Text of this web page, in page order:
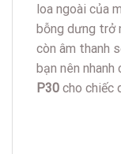
loa ngoài của
bỗng dưng trở
còn âm thanh
bạn nên nhanh
P30 cho chiếc